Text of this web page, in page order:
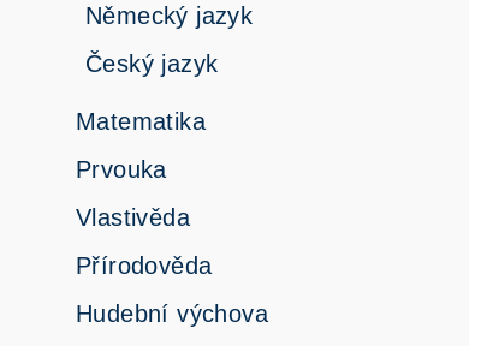
Německý jazyk
Český jazyk
Matematika
Prvouka
Vlastivěda
Přírodověda
Hudební výchova